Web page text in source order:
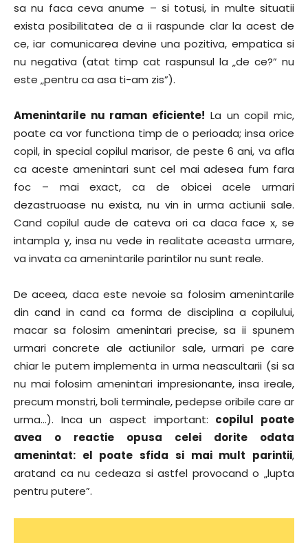
sa nu faca ceva anume – si totusi, in multe situatii
exista posibilitatea de a ii raspunde clar la acest de
ce, iar comunicarea devine una pozitiva, empatica si
nu negativa (atat timp cat raspunsul la „de ce?” nu
este „pentru ca asa ti-am zis”).
Amenintarile nu raman eficiente! La un copil mic,
poate ca vor functiona timp de o perioada; insa orice
copil, in special copilul marisor, de peste 6 ani, va afla
ca aceste amenintari sunt cel mai adesea fum fara
foc – mai exact, ca de obicei acele urmari
dezastruoase nu exista, nu vin in urma actiunii sale.
Cand copilul aude de cateva ori ca daca face x, se
intampla y, insa nu vede in realitate aceasta urmare,
va invata ca amenintarile parintilor nu sunt reale.
De aceea, daca este nevoie sa folosim amenintarile
din cand in cand ca forma de disciplina a copilului,
macar sa folosim amenintari precise, sa ii spunem
urmari concrete ale actiunilor sale, urmari pe care
chiar le putem implementa in urma neascultarii (si sa
nu mai folosim amenintari impresionante, insa ireale,
precum monstri, boli terminale, pedepse oribile care ar
urma…). Inca un aspect important: copilul poate
avea o reactie opusa celei dorite odata
amenintat: el poate sfida si mai mult parintii,
aratand ca nu cedeaza si astfel provocand o „lupta
pentru putere”.